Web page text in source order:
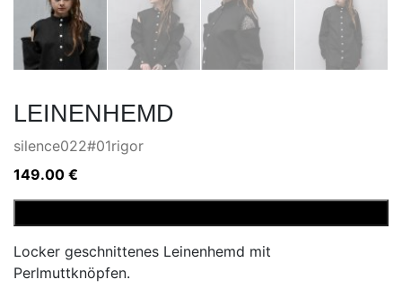
LEINENHEMD
silence022#01rigor
149.00 €
Menge
Locker geschnittenes Leinenhemd mit
Perlmuttknöpfen.